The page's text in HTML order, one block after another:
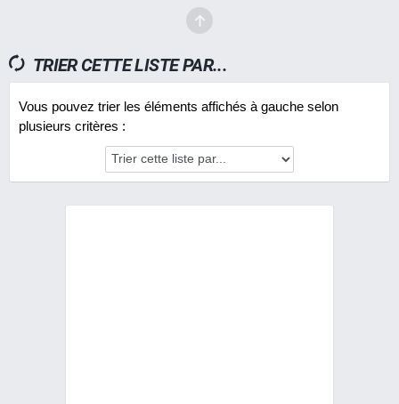
TRIER CETTE LISTE PAR...
Vous pouvez trier les éléments affichés à gauche selon
plusieurs critères :